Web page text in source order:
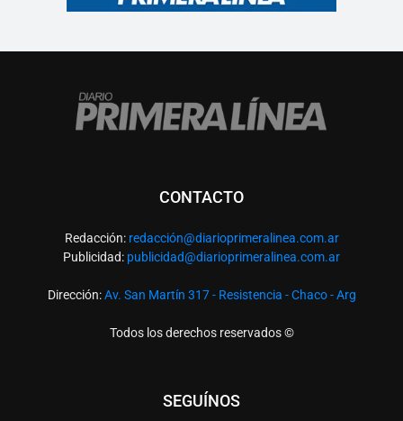
CONTACTO
Redacción: redacción@diarioprimeralinea.com.ar
Publicidad: publicidad@diarioprimeralinea.com.ar
Dirección:Av. San Martín 317 - Resistencia - Chaco - Arg
Todos los derechos reservados ©
SEGUÍNOS